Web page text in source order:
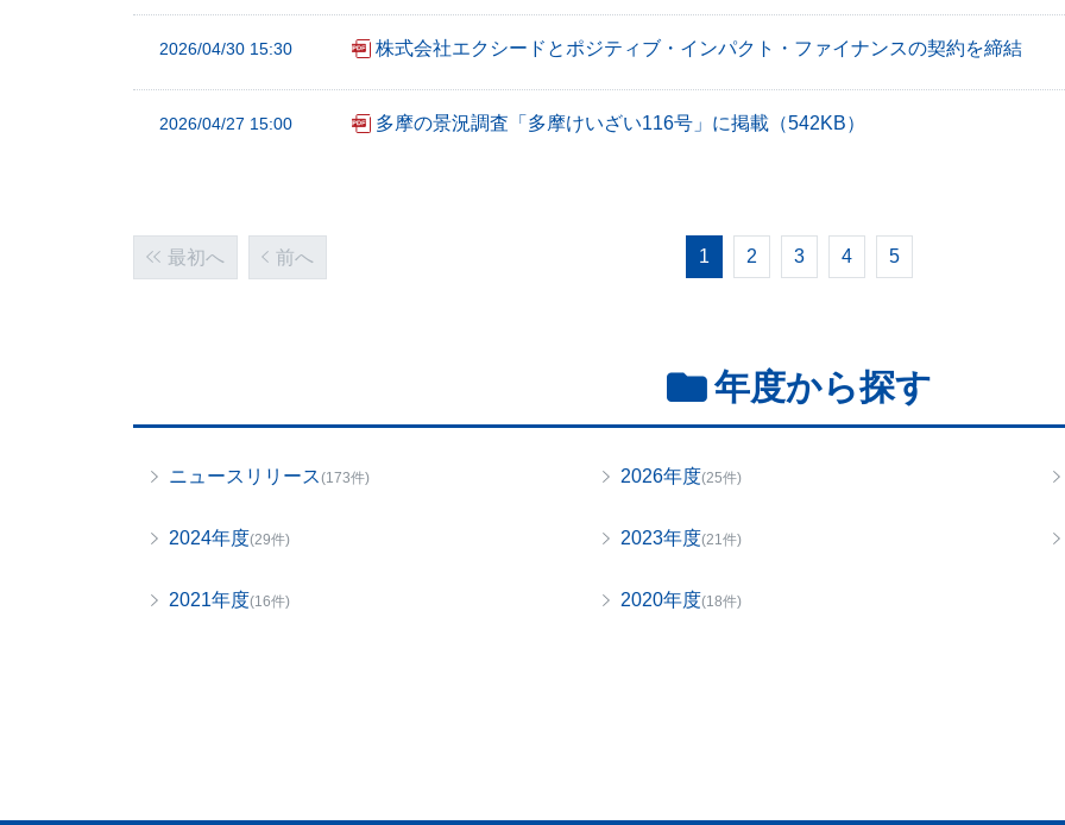
2026/04/30 15:30 株式会社エクシードとポジティブ・インパクト・ファイナンスの契約を締結
2026/04/27 15:00 多摩の景況調査「多摩けいざい116号」に掲載 （542KB）
最初へ 前へ 1 2 3 4 5
年度から探す
ニュースリリース(173件) 2026年度(25件)
2024年度(29件) 2023年度(21件)
2021年度(16件) 2020年度(18件)